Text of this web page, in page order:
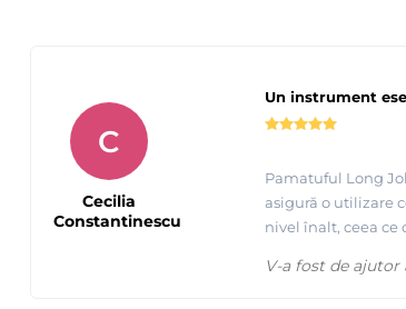
Un instrument
Pamatuful Long
asigură o utilizare
nivel înalt, ceea
C
Cecilia
Constantinescu
V-a fost de ajutor